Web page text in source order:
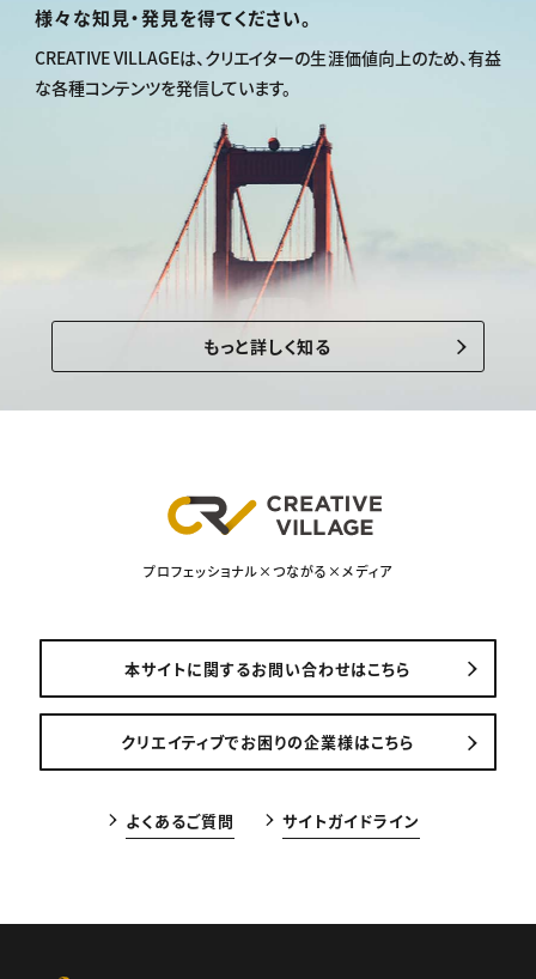
様々な知見・発見を得てください。
CREATIVE VILLAGEは、 クリエイターの生涯価値向上のため、有益
な各種コンテンツを発信しています。
もっと詳しく知る
プロフェッショナル×つながる×メディア
本サイトに関するお問い合わせはこちら
クリエイティブでお困りの企業様はこちら
よくあるご質問 サイトガイドライン